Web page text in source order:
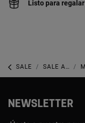
Listo para regalar
SALE SALE ACCESORIOS
NEWSLETTER